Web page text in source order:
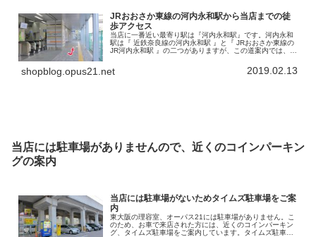
JRおおさか東線の河内永和駅から当店までの徒
歩アクセス
当店に一番近い最寄り駅は『河内永和駅』です。河内永和
駅は『 近鉄奈良線の河内永和駅 』と『 JRおおさか東線の
JR河内永和駅 』の二つがありますが、この道案内では、
shopblog.opus21.net 2019.02.13
当店には駐車場がありませんので、近くのコインパーキン
グの案内
当店には駐車場がないためタイムズ駐車場をご案
内
東大阪の理容室、オーパス21には駐車場がありません。こ
のため、お車で来店された方には、近くのコインパーキン
グ、タイムズ駐車場をご案内しています。タイムズ駐車場